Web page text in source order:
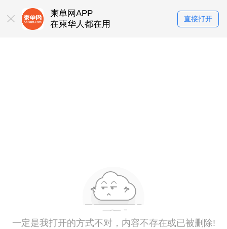
柬单网APP
在柬华人都在用
直接打开
一定是我打开的方式不对，内容不存在或已被删除!